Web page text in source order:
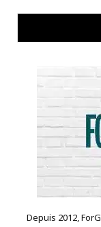
Depuis 2012,